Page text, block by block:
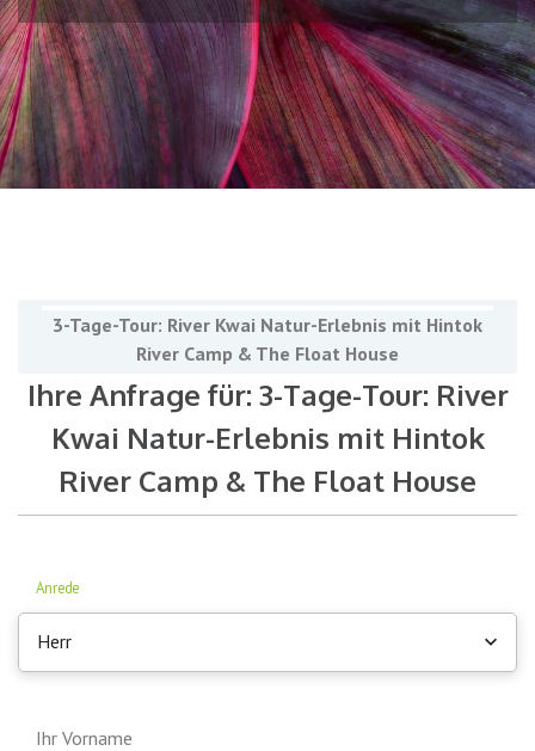
3-Tage-Tour: River Kwai Natur-Erlebnis mit Hintok
River Camp & The Float House
Ihre Anfrage für: 3-Tage-Tour: River
Kwai Natur-Erlebnis mit Hintok
River Camp & The Float House
Anrede
Herr
Ihr Vorname